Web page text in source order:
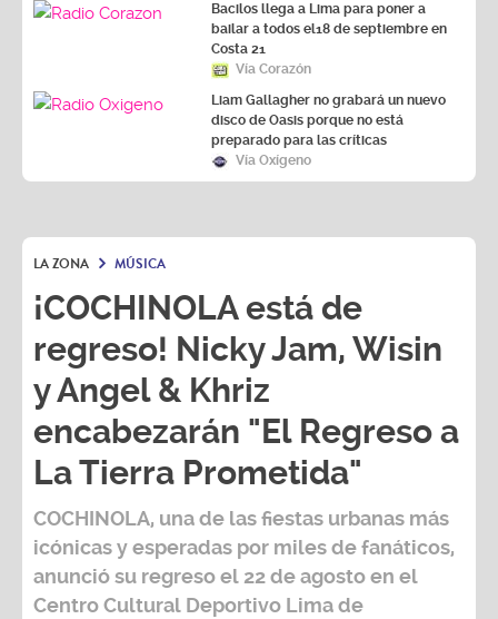
Bacilos llega a Lima para poner a
bailar a todos el18 de septiembre en
Costa 21
Vía Corazón
Liam Gallagher no grabará un nuevo
disco de Oasis porque no está
preparado para las críticas
Vía Oxígeno
LA ZONA MÚSICA
¡COCHINOLA está de
regreso! Nicky Jam, Wisin
y Angel & Khriz
encabezarán "El Regreso a
La Tierra Prometida"
COCHINOLA, una de las fiestas urbanas más
icónicas y esperadas por miles de fanáticos,
anunció su regreso el 22 de agosto en el
Centro Cultural Deportivo Lima de